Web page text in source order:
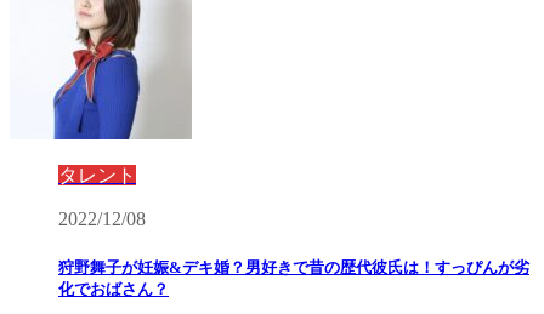
タレント
2022/12/08
狩野舞子が妊娠&デキ婚？男好きで昔の歴代彼氏は！すっぴんが劣
化でおばさん？